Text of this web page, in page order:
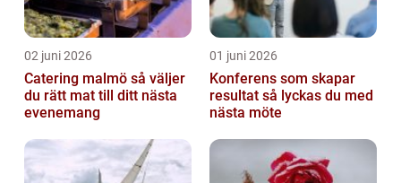
02 juni 2026
Catering malmö så väljer
du rätt mat till ditt nästa
evenemang
01 juni 2026
Konferens som skapar
resultat så lyckas du med
nästa möte